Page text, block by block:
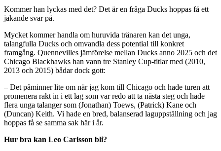
Kommer han lyckas med det? Det är en fråga Ducks hoppas få ett
jakande svar på.
Mycket kommer handla om huruvida tränaren kan det unga,
talangfulla Ducks och omvandla dess potential till konkret
framgång. Quennevilles jämförelse mellan Ducks anno 2025 och det
Chicago Blackhawks han vann tre Stanley Cup-titlar med (2010,
2013 och 2015) bådar dock gott:
– Det påminner lite om när jag kom till Chicago och hade turen att
promenera rakt in i ett lag som var redo att ta nästa steg och hade
flera unga talanger som (Jonathan) Toews, (Patrick) Kane och
(Duncan) Keith. Vi hade en bred, balanserad laguppställning och jag
hoppas få se samma sak här i år.
Hur bra kan Leo Carlsson bli?